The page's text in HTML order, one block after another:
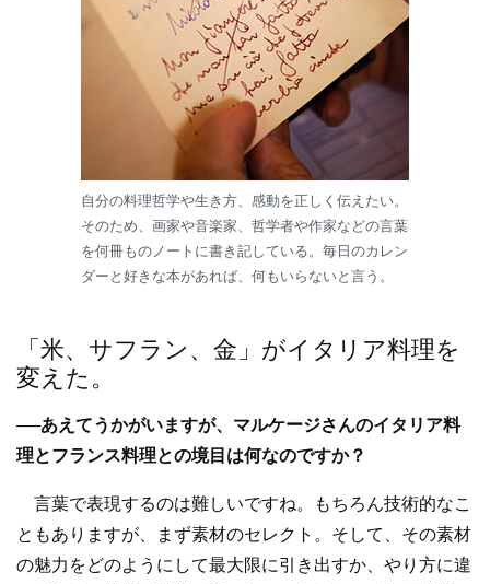
自分の料理哲学や生き方、感動を正しく伝えたい。
そのため、画家や音楽家、哲学者や作家などの言葉
を何冊ものノートに書き記している。毎日のカレン
ダーと好きな本があれば、何もいらないと言う。
「米、サフラン、金」がイタリア料理を
変えた。
──あえてうかがいますが、マルケージさんのイタリア料
理とフランス料理との境目は何なのですか？
言葉で表現するのは難しいですね。もちろん技術的なこ
ともありますが、まず素材のセレクト。そして、その素材
の魅力をどのようにして最大限に引き出すか、やり方に違